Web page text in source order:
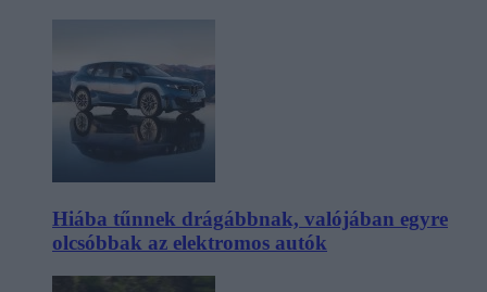
Hiába tűnnek drágábbnak, valójában egyre
olcsóbbak az elektromos autók